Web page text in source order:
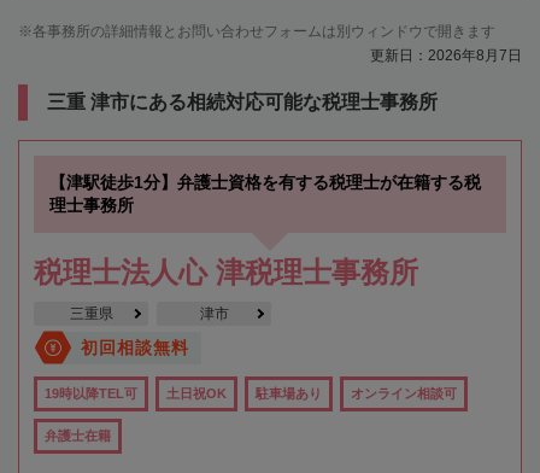
各事務所の詳細情報とお問い合わせフォームは別ウィンドウで開きます
更新日：2026年8月7日
三重 津市にある相続対応可能な税理士事務所
【津駅徒歩1分】弁護士資格を有する税理士が在籍する税
理士事務所
税理士法人心 津税理士事務所
三重県 津市
初回相談無料
19時以降TEL可 土日祝OK 駐車場あり オンライン相談可
弁護士在籍